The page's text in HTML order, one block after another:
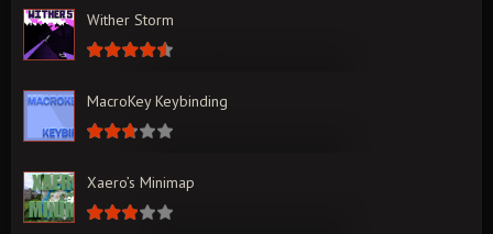
Wither Storm
MacroKey Keybinding
Xaero’s Minimap